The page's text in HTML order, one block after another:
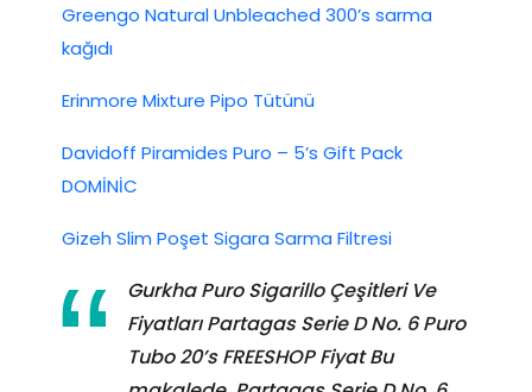
Greengo Natural Unbleached 300’s sarma
kağıdı
Erinmore Mixture Pipo Tütünü
Davidoff Piramides Puro – 5’s Gift Pack
DOMİNİC
Gizeh Slim Poşet Sigara Sarma Filtresi
Gurkha Puro Sigarillo Çeşitleri Ve
Fiyatları Partagas Serie D No. 6 Puro
Tubo 20’s FREESHOP Fiyat Bu